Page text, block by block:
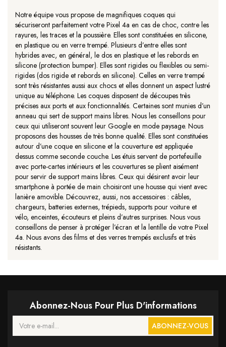
Notre équipe vous propose de magnifiques coques qui
sécuriseront parfaitement votre Pixel 4a en cas de choc, contre les
rayures, les traces et la poussière. Elles sont constituées en silicone,
en plastique ou en verre trempé. Plusieurs d’entre elles sont
hybrides avec, en général, le dos en plastique et les rebords en
silicone (protection bumper). Elles sont rigides ou flexibles ou semi-
rigides (dos rigide et rebords en silicone). Celles en verre trempé
sont très résistantes aussi aux chocs et elles donnent un aspect lustré
unique au téléphone. Les coques disposent de découpes très
précises aux ports et aux fonctionnalités. Certaines sont munies d’un
anneau qui sert de support mains libres. Nous les conseillons pour
ceux qui utiliseront souvent leur Google en mode paysage. Nous
proposons des housses de très bonne qualité. Elles sont constituées
autour d’une coque en silicone et la couverture est appliquée
dessus comme seconde couche. Les étuis servent de portefeuille
avec porte-cartes intérieurs et les couvertures se plient aisément
pour servir de support mains libres. Ceux qui désirent avoir leur
smartphone à portée de main choisiront une housse qui vient avec
lanière amovible. Découvrez, aussi, nos accessoires : câbles,
chargeurs, batteries externes, trépieds, supports pour voiture et
vélo, enceintes, écouteurs et pleins d’autres surprises. Nous vous
conseillons de penser à protéger l’écran et la lentille de votre Pixel
4a. Nous avons des films et des verres trempés exclusifs et très
résistants.
Abonnez-Nous Pour Plus D'informations
ABONNEZ-VOUS